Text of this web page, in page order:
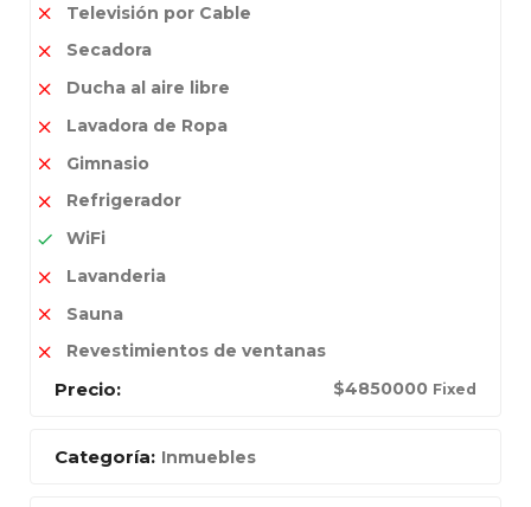
Televisión por Cable
Secadora
Ducha al aire libre
Lavadora de Ropa
Gimnasio
Refrigerador
WiFi
Lavanderia
Sauna
Revestimientos de ventanas
Precio: $4850000 Fixed
Categoría: Inmuebles